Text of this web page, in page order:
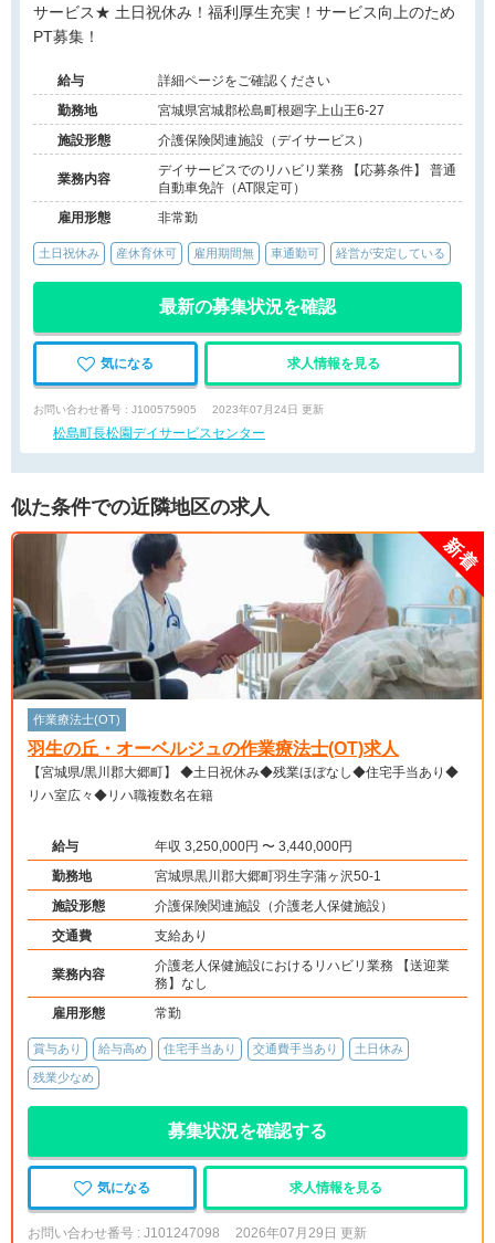
サービス★ 土日祝休み！福利厚生充実！サービス向上のため
PT募集！
給与
詳細ページをご確認ください
勤務地
宮城県宮城郡松島町根廻字上山王6-27
施設形態
介護保険関連施設（デイサービス）
業務内容
デイサービスでのリハビリ業務 【応募条件】 普通
自動車免許（AT限定可）
雇用形態
非常勤
土日祝休み 産休育休可 雇用期間無 車通勤可 経営が安定している
最新の募集状況を確認
気になる 求人情報を見る
お問い合わせ番号 : J100575905 2023年07月24日 更新
松島町長松園デイサービスセンター
似た条件での近隣地区の求人
作業療法士(OT)
羽生の丘・オーベルジュの作業療法士(OT)求人
【宮城県/黒川郡大郷町】 ◆土日祝休み◆残業ほぼなし◆住宅手当あり◆
リハ室広々◆リハ職複数名在籍
給与
年収 3,250,000円 〜 3,440,000円
勤務地
宮城県黒川郡大郷町羽生字蒲ヶ沢50-1
施設形態
介護保険関連施設（介護老人保健施設）
交通費
支給あり
業務内容
介護老人保健施設におけるリハビリ業務 【送迎業
務】なし
雇用形態
常勤
賞与あり 給与高め 住宅手当あり 交通費手当あり 土日休み
残業少なめ
募集状況を確認する
気になる 求人情報を見る
お問い合わせ番号 : J101247098
2026年07月29日 更新